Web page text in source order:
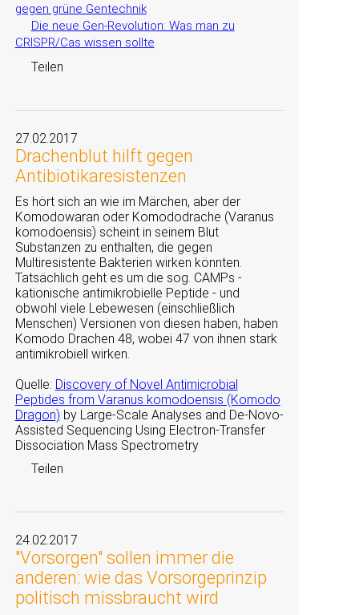
gegen grüne Gentechnik
Die neue Gen-Revolution: Was man zu
CRISPR/Cas wissen sollte
Teilen
27.02.2017
Drachenblut hilft gegen
Antibiotikaresistenzen
Es hört sich an wie im Märchen, aber der
Komodowaran oder Komododrache (Varanus
komodoensis) scheint in seinem Blut
Substanzen zu enthalten, die gegen
Multiresistente Bakterien wirken könnten.
Tatsächlich geht es um die sog. CAMPs -
kationische antimikrobielle Peptide - und
obwohl viele Lebewesen (einschließlich
Menschen) Versionen von diesen haben, haben
Komodo Drachen 48, wobei 47 von ihnen stark
antimikrobiell wirken.
Quelle: Discovery of Novel Antimicrobial
Peptides from Varanus komodoensis (Komodo
Dragon) by Large-Scale Analyses and De-Novo-
Assisted Sequencing Using Electron-Transfer
Dissociation Mass Spectrometry
Teilen
24.02.2017
"Vorsorgen" sollen immer die
anderen: wie das Vorsorgeprinzip
politisch missbraucht wird